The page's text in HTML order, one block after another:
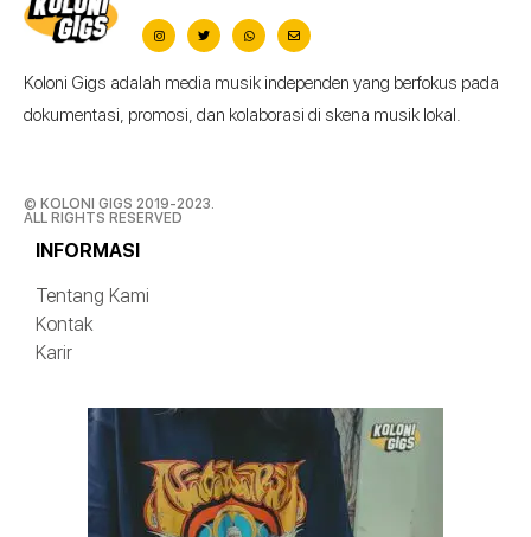
Koloni Gigs adalah media musik independen yang berfokus pada
dokumentasi, promosi, dan kolaborasi di skena musik lokal.
© KOLONI GIGS 2019-2023.
ALL RIGHTS RESERVED
INFORMASI
Tentang Kami
Kontak
Karir